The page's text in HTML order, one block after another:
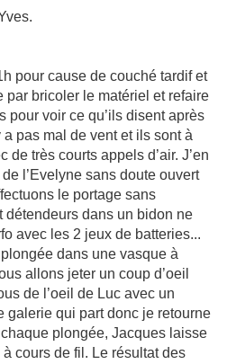
pour cause de couché tardif et
par bricoler le matériel et refaire
pour voir ce qu’ils disent après
a pas mal de vent et ils sont à
très courts appels d’air. J’en
l’Evelyne sans doute ouvert
le portage sans
détendeurs dans un bidon ne
avec les 2 jeux de batteries...
dans une vasque à
allons jeter un coup d’oeil
de l’oeil de Luc avec un
galerie qui part donc je retourne
plongée, Jacques laisse
à cours de fil. Le résultat des